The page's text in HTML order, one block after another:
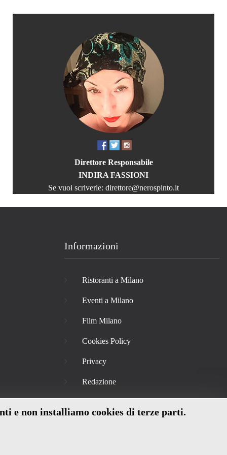
e non installiamo cookies di terze parti.
Direttore Responsabile
INDIRA FASSIONI
Se vuoi scriverle: direttore@nerospinto.it
Informazioni
Ristoranti a Milano
Eventi a Milano
Film Milano
Cookies Policy
Privacy
Redazione